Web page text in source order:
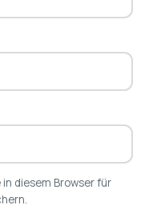
diesem Browser für